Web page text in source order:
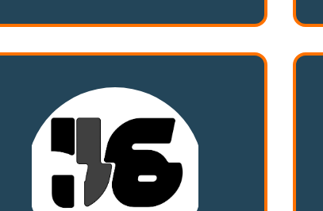
hierbij centraal. Ook actief op meerdere